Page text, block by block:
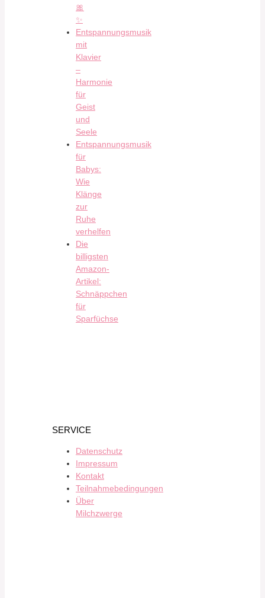
🎀
✨
Entspannungsmusik
mit
Klavier
–
Harmonie
für
Geist
und
Seele
Entspannungsmusik
für
Babys:
Wie
Klänge
zur
Ruhe
verhelfen
Die
billigsten
Amazon-
Artikel:
Schnäppchen
für
Sparfüchse
SERVICE
Datenschutz
Impressum
Kontakt
Teilnahmebedingungen
Über
Milchzwerge